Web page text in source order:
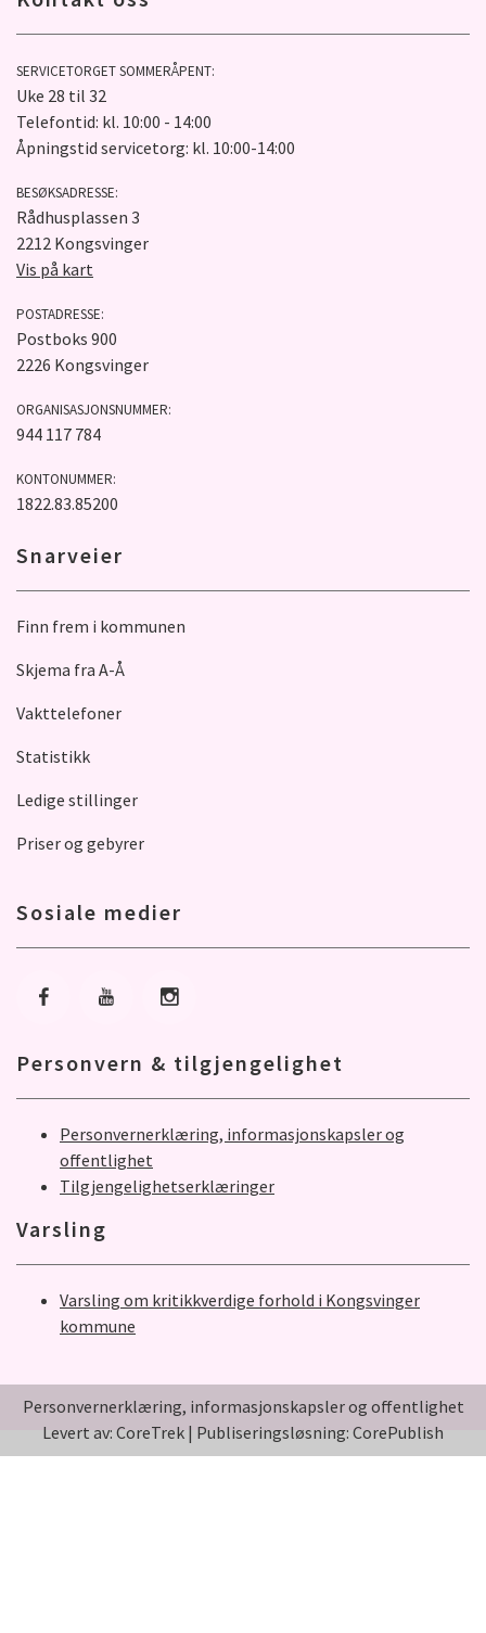
SERVICETORGET SOMMERÅPENT:
Uke 28 til 32
Telefontid: kl. 10:00 - 14:00
Åpningstid servicetorg: kl. 10:00-14:00
BESØKSADRESSE:
Rådhusplassen 3
2212 Kongsvinger
Vis på kart
POSTADRESSE:
Postboks 900
2226 Kongsvinger
ORGANISASJONSNUMMER:
944 117 784
KONTONUMMER:
1822.83.85200
Snarveier
Finn frem i kommunen
Skjema fra A-Å
Vakttelefoner
Statistikk
Ledige stillinger
Priser og gebyrer
Sosiale medier
Gå til Facebook
Gå til YoutubeGå til Instagram
Personvern & tilgjengelighet
Personvernerklæring, informasjonskapsler og
offentlighet
Tilgjengelighetserklæringer
Varsling
Varsling om kritikkverdige forhold i Kongsvinger
kommune
Personvernerklæring, informasjonskapsler og offentlighet
Levert av: CoreTrek | Publiseringsløsning: CorePublish